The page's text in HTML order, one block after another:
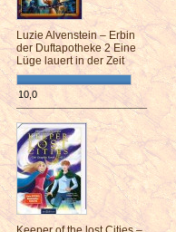
Luzie Alvenstein – Erbin
der Duftapotheke 2 Eine
Lüge lauert in der Zeit
10,0
¯¯¯¯¯¯¯¯¯¯¯¯¯¯¯¯¯¯¯¯¯¯¯¯